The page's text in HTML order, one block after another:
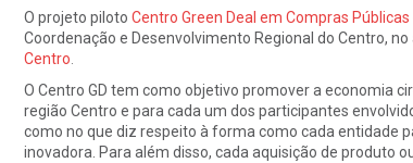
O projeto piloto Centro Green Deal em Compras Públicas
Coordenação e Desenvolvimento Regional do Centro,
Centro.
O Centro GD tem como objetivo promover a economia
região Centro e para cada um dos participantes
como no que diz respeito à forma como cada entidade
inovadora. Para além disso, cada aquisição de produto